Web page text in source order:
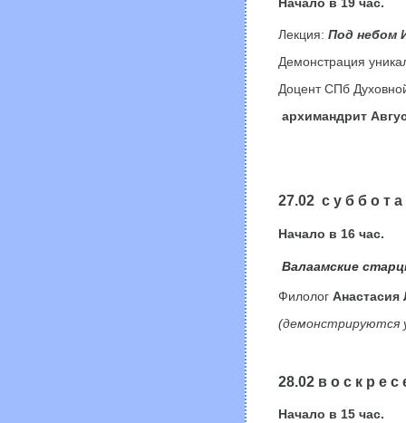
Лекция: Под небом
Демонстрация
Доцент СПб
архимандрит
27.02 с у б б о т а
Начало в 16час.
Валаамские
Филолог Анастасия
(демонстрируются
28.02 в о с к р е с
Начало в 15час.